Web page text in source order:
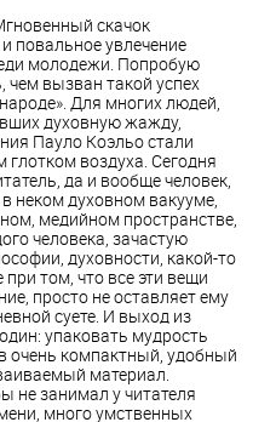
скачок
повальное увлечение
молодежи. Попробую
чем вызван такой успех
Для многих людей,
духовную жажду,
Пауло Коэльо стали
глотком воздуха. Сегодня
да и вообще человек,
неком духовном вакууме,
медийном пространстве,
человека, зачастую
духовности, какой-то
том, что все эти вещи
просто не оставляет ему
суете. И выход из
упаковать мудрость
очень компактный, удобный
материал.
не занимал у читателя
много умственных